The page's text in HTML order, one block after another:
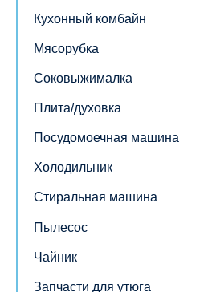
Кухонный комбайн
Мясорубка
Соковыжималка
Плита/духовка
Посудомоечная машина
Холодильник
Стиральная машина
Пылесос
Чайник
Запчасти для утюга